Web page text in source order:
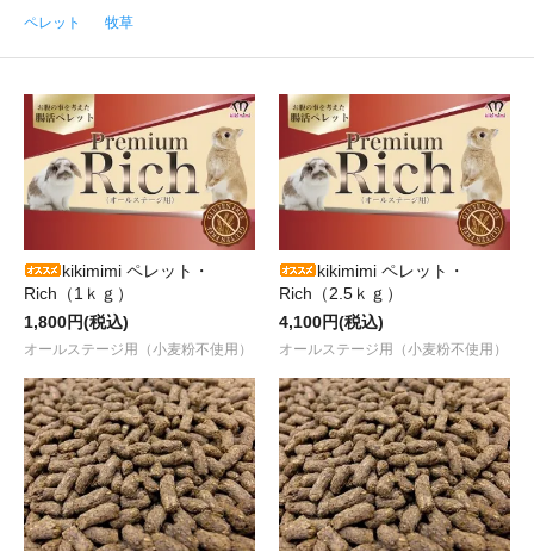
ペレット 牧草
kikimimi ペレット・
Rich（1ｋｇ）
1,800円(税込)
オールステージ用（小麦粉不使用）
kikimimi ペレット・
Rich（2.5ｋｇ）
4,100円(税込)
オールステージ用（小麦粉不使用）